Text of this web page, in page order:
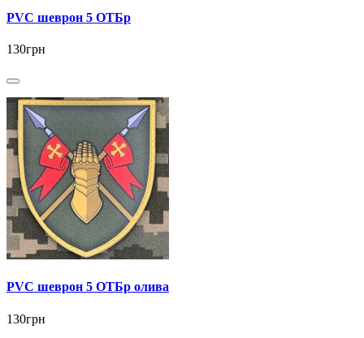
PVC шеврон 5 ОТБр
130грн
PVC шеврон 5 ОТБр олива
130грн